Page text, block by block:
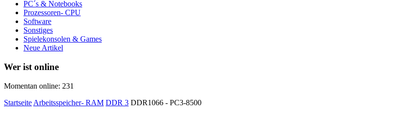
PC´s & Notebooks
Prozessoren- CPU
Software
Sonstiges
Spielekonsolen & Games
Neue Artikel
Wer ist online
Momentan online: 231
Startseite Arbeitsspeicher- RAM DDR 3 DDR1066 - PC3-8500